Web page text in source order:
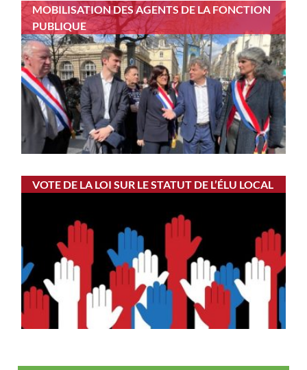
MOBILISATION DES AGENTS DE LA FONCTION
PUBLIQUE
VOTE DE LA LOI SUR LE STATUT DE L’ÉLU LOCAL